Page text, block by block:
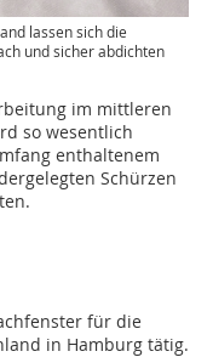
lassen sich die
und sicher abdichten
im mittleren
so wesentlich
enthaltenem
Schürzen
für die
in Hamburg tätig.